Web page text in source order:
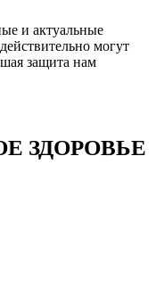
и актуальные
могут
защита нам
ЗДОРОВЬЕ